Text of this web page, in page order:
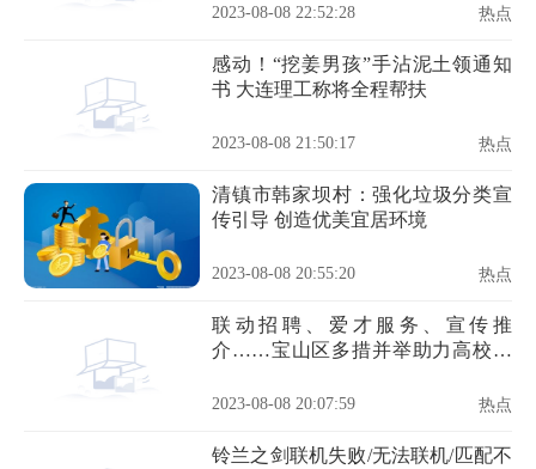
2023-08-08 22:52:28 热点
感动！“挖姜男孩”手沾泥土领通知
书 大连理工称将全程帮扶
2023-08-08 21:50:17 热点
清镇市韩家坝村：强化垃圾分类宣
传引导 创造优美宜居环境
2023-08-08 20:55:20 热点
联动招聘、爱才服务、宣传推
介……宝山区多措并举助力高校毕
2023-08-08 20:07:59 热点
铃兰之剑联机失败/无法联机/匹配不